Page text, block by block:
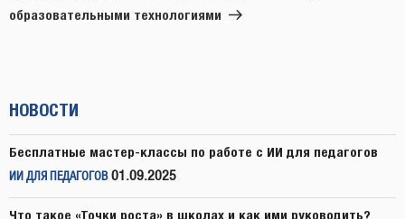
образовательными технологиями
НОВОСТИ
Бесплатные мастер-классы по работе с ИИ для педагогов
ИИ ДЛЯ ПЕДАГОГОВ 01.09.2025
Что такое «Точки роста» в школах и как ими руководить?